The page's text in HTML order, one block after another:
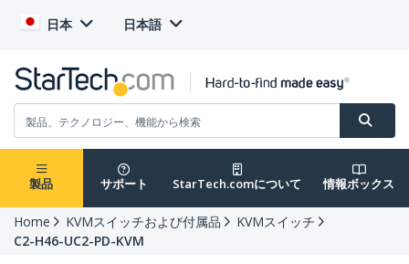
日本 日本語
製品 サポート StarTech.comについて 情報ボックス
Home KVMスイッチおよび付属品
KVMスイッチ
C2-H46-UC2-PD-KVM